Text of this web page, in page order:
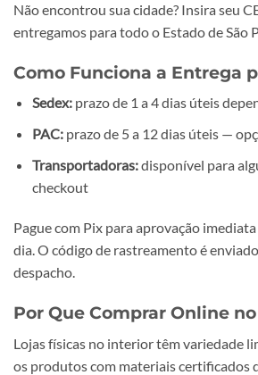
Não encontrou sua cidade? Insira seu
entregamos para todo o Estado de São
Como Funciona a Entrega
Sedex:prazo de 1 a 4 dias úteis
PAC:prazo de 5 a 12 dias úteis —
Transportadoras:disponível para
checkout
Pague com Pix para aprovação
dia. O código de rastreamento é
despacho.
Por Que Comprar Online
Lojas físicas no interior têm variedade
os produtos com materiais certificados